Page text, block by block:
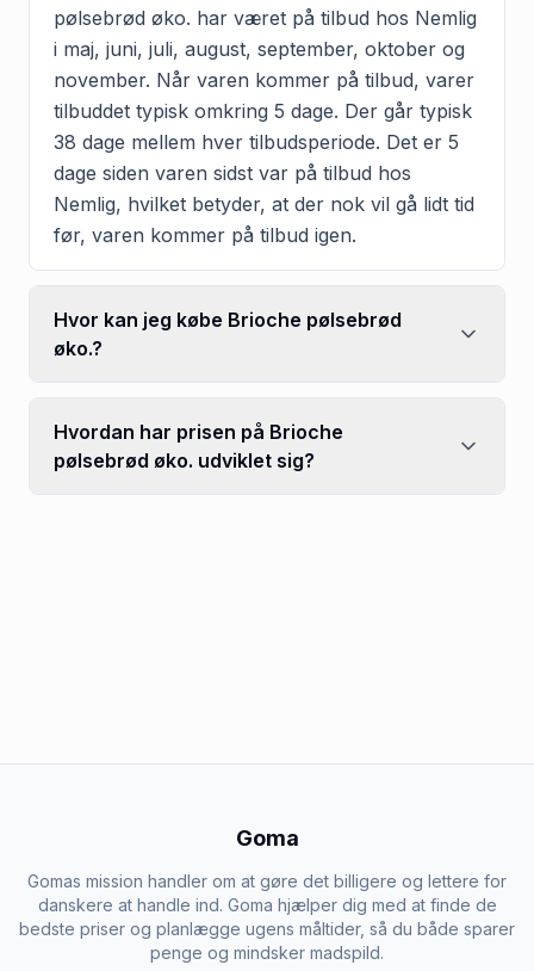
pølsebrød øko. har været på tilbud hos Nemlig
i maj, juni, juli, august, september, oktober og
november. Når varen kommer på tilbud, varer
tilbuddet typisk omkring 5 dage. Der går typisk
38 dage mellem hver tilbudsperiode. Det er 5
dage siden varen sidst var på tilbud hos
Nemlig, hvilket betyder, at der nok vil gå lidt tid
før, varen kommer på tilbud igen.
Hvor kan jeg købe Brioche pølsebrød
øko.?
Hvordan har prisen på Brioche
pølsebrød øko. udviklet sig?
Goma
Gomas mission handler om at gøre det billigere og lettere for
danskere at handle ind. Goma hjælper dig med at finde de
bedste priser og planlægge ugens måltider, så du både sparer
penge og mindsker madspild.